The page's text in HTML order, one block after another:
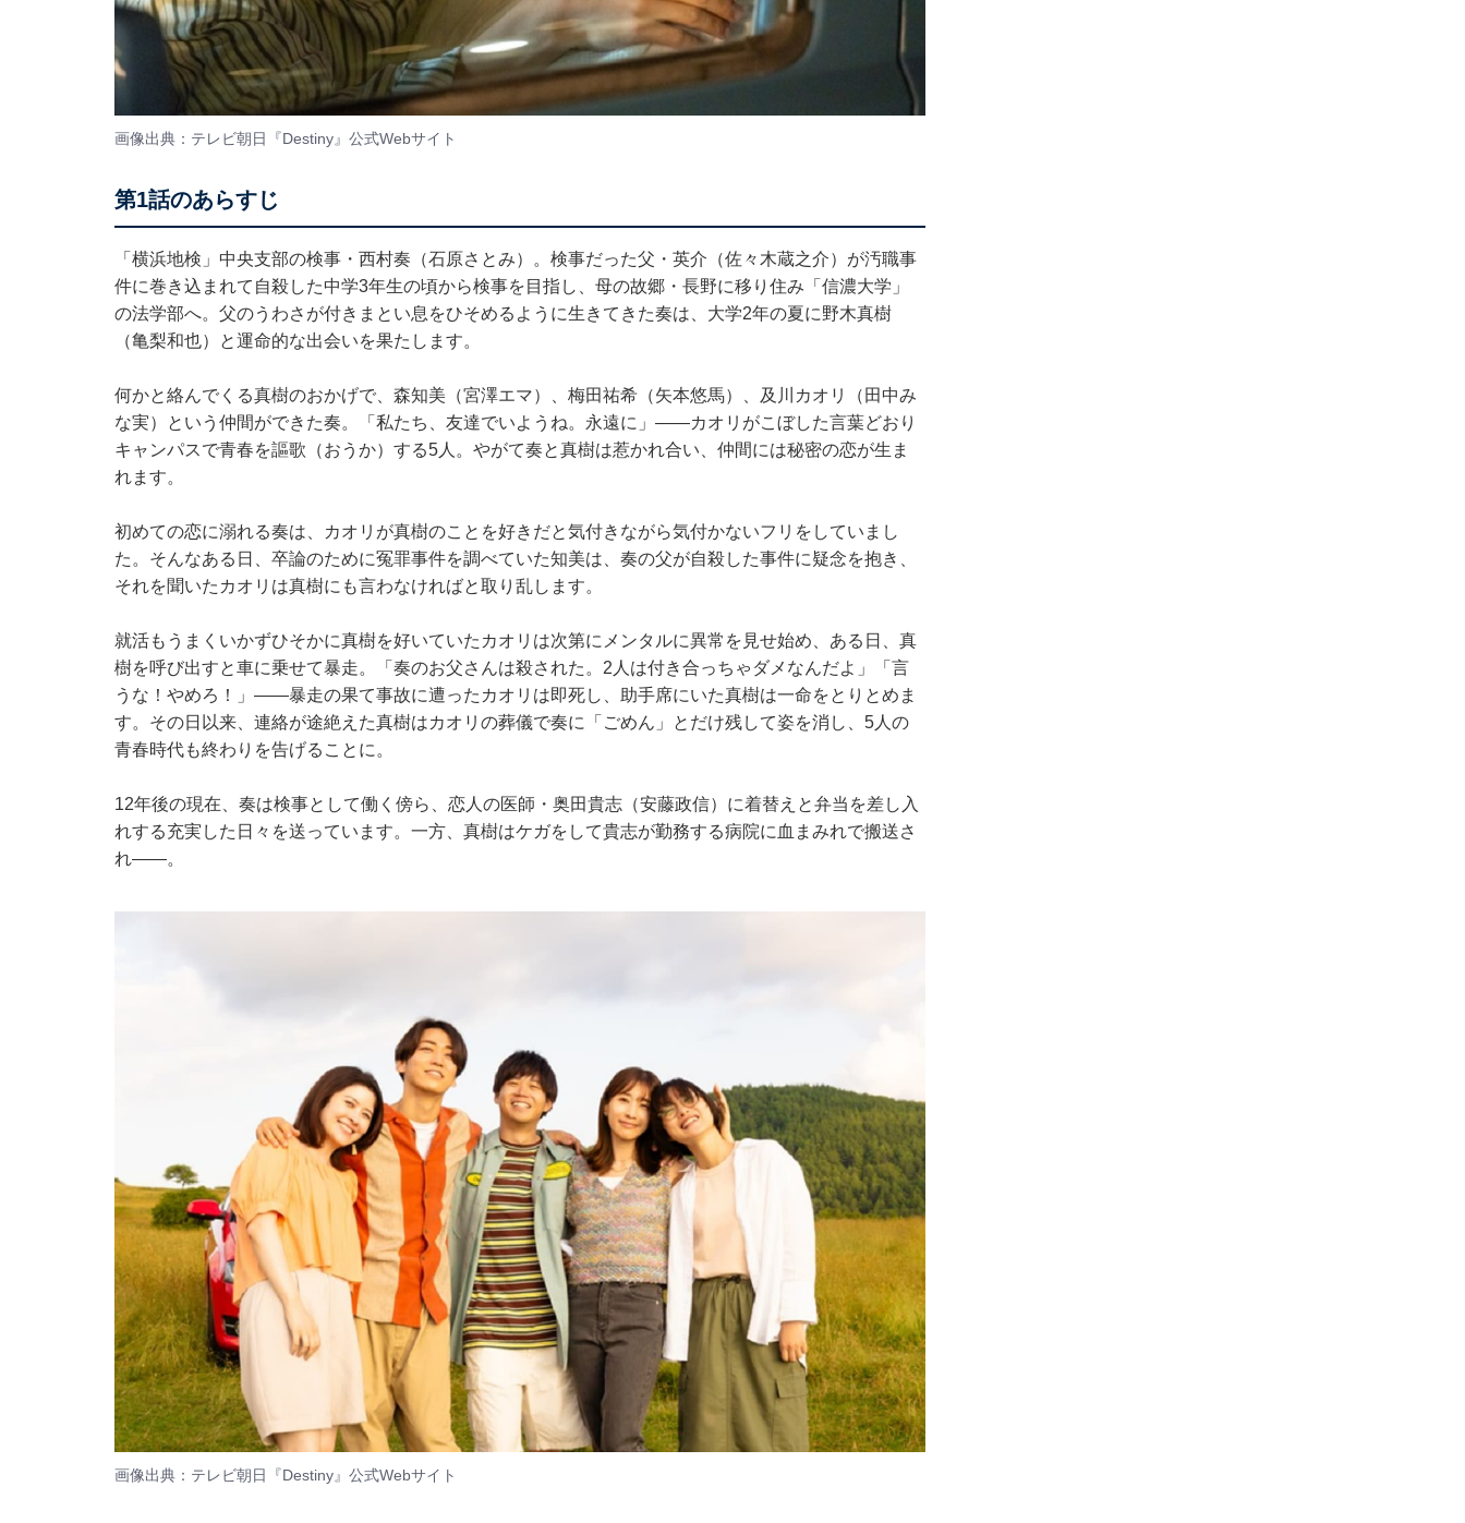
画像出典：テレビ朝日『Destiny』 公式Webサイト
第1話のあらすじ
「横浜地検」中央支部の検事・西村奏（石原さとみ）。検事だった父・英介（佐々木蔵之介）が汚職事
件に巻き込まれて自殺した中学3年生の頃から検事を目指し、母の故郷・長野に移り住み「信濃大学」
の法学部へ。父のうわさが付きまとい息をひそめるように生きてきた奏は、大学2年の夏に野木真樹
（亀梨和也）と運命的な出会いを果たします。
何かと絡んでくる真樹のおかげで、森知美（宮澤エマ）、梅田祐希（矢本悠馬）、及川カオリ（田中み
な実）という仲間ができた奏。「私たち、友達でいようね。永遠に」――カオリがこぼした言葉どおり
キャンパスで青春を謳歌（おうか）する5人。やがて奏と真樹は惹かれ合い、仲間には秘密の恋が生ま
れます。
初めての恋に溺れる奏は、カオリが真樹のことを好きだと気付きながら気付かないフリをしていまし
た。そんなある日、卒論のために冤罪事件を調べていた知美は、奏の父が自殺した事件に疑念を抱き、
それを聞いたカオリは真樹にも言わなければと取り乱します。
就活もうまくいかずひそかに真樹を好いていたカオリは次第にメンタルに異常を見せ始め、ある日、真
樹を呼び出すと車に乗せて暴走。「奏のお父さんは殺された。2人は付き合っちゃダメなんだよ」「言
うな！やめろ！」――暴走の果て事故に遭ったカオリは即死し、助手席にいた真樹は一命をとりとめま
す。その日以来、連絡が途絶えた真樹はカオリの葬儀で奏に「ごめん」とだけ残して姿を消し、5人の
青春時代も終わりを告げることに。
12年後の現在、奏は検事として働く傍ら、恋人の医師・奥田貴志（安藤政信）に着替えと弁当を差し入
れする充実した日々を送っています。一方、真樹はケガをして貴志が勤務する病院に血まみれで搬送さ
れ――。
画像出典：テレビ朝日『Destiny』 公式Webサイト